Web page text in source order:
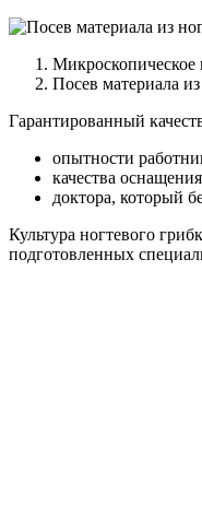
Микроскопическое
Посев материала
Гарантированный
опытности
качества
доктора, который
Культура ногтевого
подготовленных